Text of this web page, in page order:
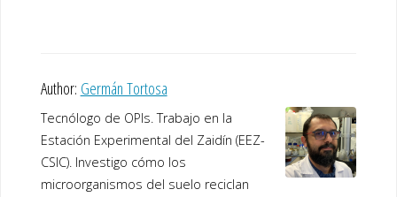
Author: Germán Tortosa
Tecnólogo de OPIs. Trabajo en la
Estación Experimental del Zaidín (EEZ-
CSIC). Investigo cómo los
microorganismos del suelo reciclan